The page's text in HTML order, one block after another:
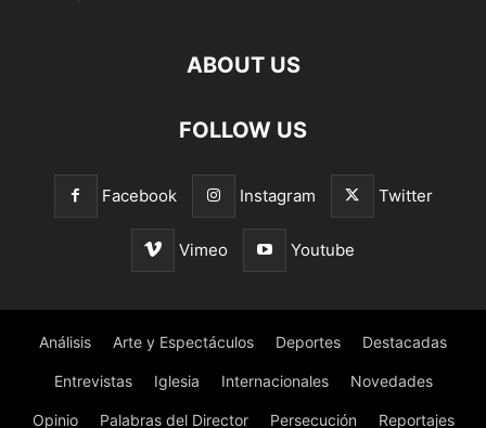
ABOUT US
FOLLOW US
Facebook Instagram Twitter
Vimeo Youtube
Análisis Arte y Espectáculos Deportes Destacadas
Entrevistas Iglesia Internacionales Novedades
Opinio Palabras del Director Persecución Reportajes